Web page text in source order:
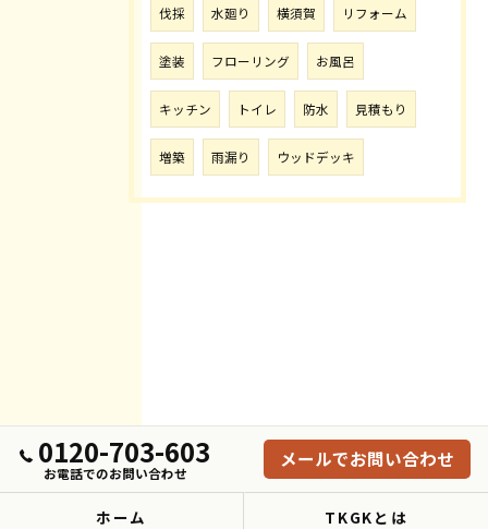
伐採 水廻り 横須賀 リフォーム
塗装 フローリング お風呂
キッチン トイレ 防水 見積もり
増築 雨漏り ウッドデッキ
0120-703-603
お電話でのお問い合わせ
メールでお問い合わせ
ホーム TKGKとは